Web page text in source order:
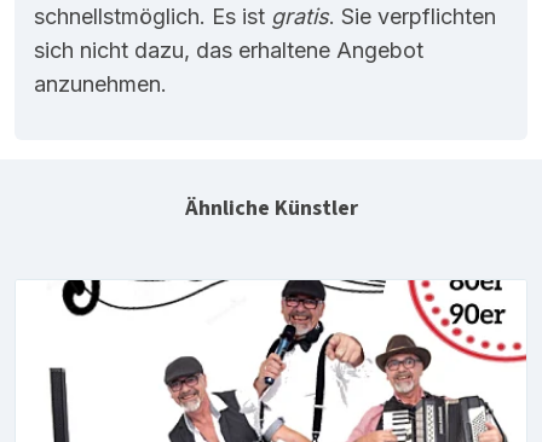
schnellstmöglich. Es ist gratis. Sie verpflichten
sich nicht dazu, das erhaltene Angebot
anzunehmen.
Ähnliche Künstler